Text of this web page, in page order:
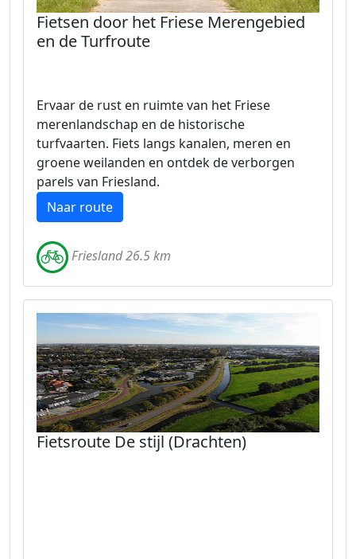
Fietsen door het Friese Merengebied
en de Turfroute
Ervaar de rust en ruimte van het Friese
merenlandschap en de historische
turfvaarten. Fiets langs kanalen, meren en
groene weilanden en ontdek de verborgen
parels van Friesland.
Naar route
Friesland 26.5 km
Fietsroute De stijl (Drachten)